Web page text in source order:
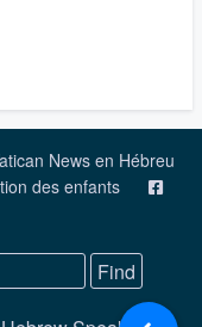
News en Hébreu
des enfants